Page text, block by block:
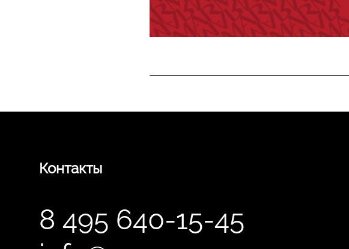
Контакты
8 495 640-15-45